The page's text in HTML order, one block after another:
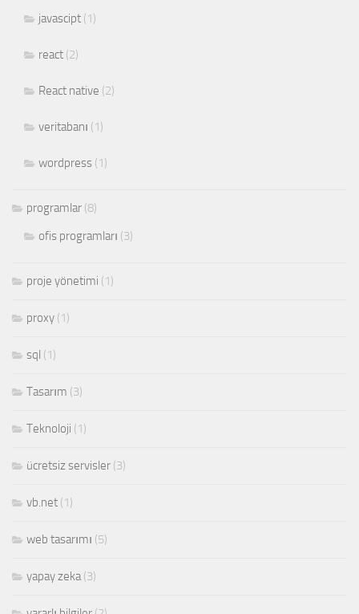
javascipt (1)
react (2)
React native (2)
veritabanı (1)
wordpress (1)
programlar (8)
ofis programları (3)
proje yönetimi (1)
proxy (1)
sql (1)
Tasarım (3)
Teknoloji (1)
ücretsiz servisler (3)
vb.net (1)
web tasarımı (5)
yapay zeka(3)